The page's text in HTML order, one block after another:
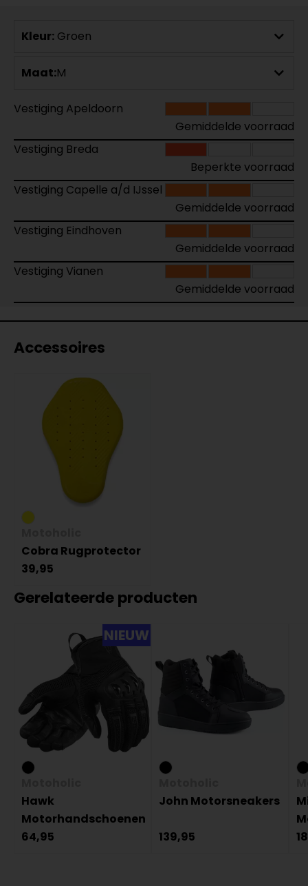
Kleur: Groen
Maat:M
Vestiging Apeldoorn
Gemiddelde voorraad
Vestiging Breda
Beperkte voorraad
Vestiging Capelle a/d IJssel
Gemiddelde voorraad
Vestiging Eindhoven
Gemiddelde voorraad
Vestiging Vianen
Gemiddelde voorraad
Accessoires
Cobra Rugprotector
39,95
Gerelateerde producten
NIEUW
Hawk
Motorhandschoenen
64,95
John Motorsneakers
139,95